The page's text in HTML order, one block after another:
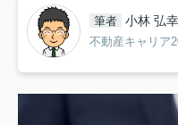
筆者 小林 弘幸
不動産キャリア